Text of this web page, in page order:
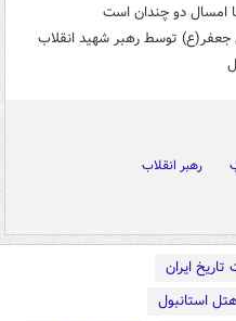
امسال دو چندان است
توسط رهبر شهید انقلاب
رهبر انقلاب
ایران
استانبول